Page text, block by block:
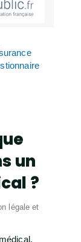
un
?
légale et